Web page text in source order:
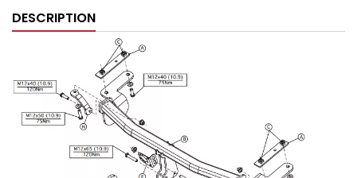
DESCRIPTION